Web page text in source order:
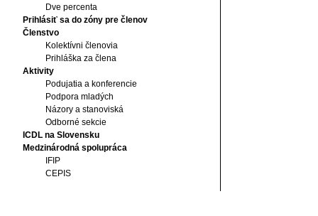
Dve percenta
Prihlásiť sa do zóny pre členov
Členstvo
Kolektívni členovia
Prihláška za člena
Aktivity
Podujatia a konferencie
Podpora mladých
Názory a stanoviská
Odborné sekcie
ICDL na Slovensku
Medzinárodná spolupráca
IFIP
CEPIS